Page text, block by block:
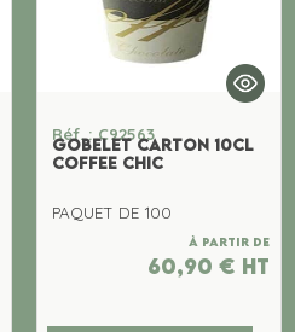
Réf. : C92563
GOBELET CARTON 10CL
COFFEE CHIC
PAQUET DE 100
À partir de
60,90 € ht